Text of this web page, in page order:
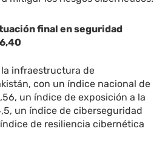
final en seguridad
la infraestructura de
con un índice nacional de
un índice de exposición a la
un índice de ciberseguridad
de resiliencia cibernética